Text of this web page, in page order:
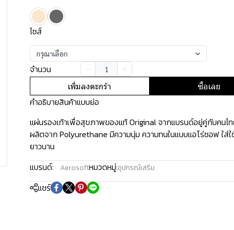
ไซส์
กรุณาเลือก
จำนวน
เพิ่มลงตะกร้า ซื้อเลย
คำอธิบายสินค้าแบบย่อ
แผ่นรองเท้าเพื่อสุขภาพของแท้ Original จากแบรนด์อยู่คู่กับคนไ
ผลิตจาก Polyurethane มีความนุ่ม ความทนในแบบแอโร่ซอฟ ใส่ใ
ยาวนาน
แบรนด์:
Aerosoftหมวดหมู่:อุปกรณ์เสริม
แชร์